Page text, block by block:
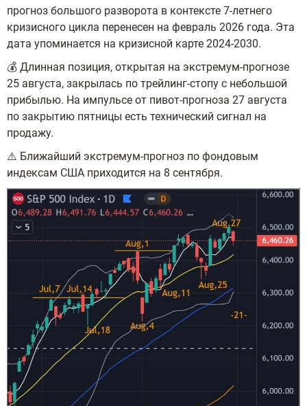
прогноз большого разворота в контексте 7-летнего
кризисного цикла перенесен на февраль 2026 года. Эта
дата упоминается на кризисной карте 2024-2030.
💰 Длинная позиция, открытая на экстремум-прогнозе
25 августа, закрылась по трейлинг-стопу с небольшой
прибылью. На импульсе от пивот-прогноза 27 августа
по закрытию пятницы есть технический сигнал на
продажу.
⚠️ Ближайший экстремум-прогноз по фондовым
индексам США приходится на 8 сентября.